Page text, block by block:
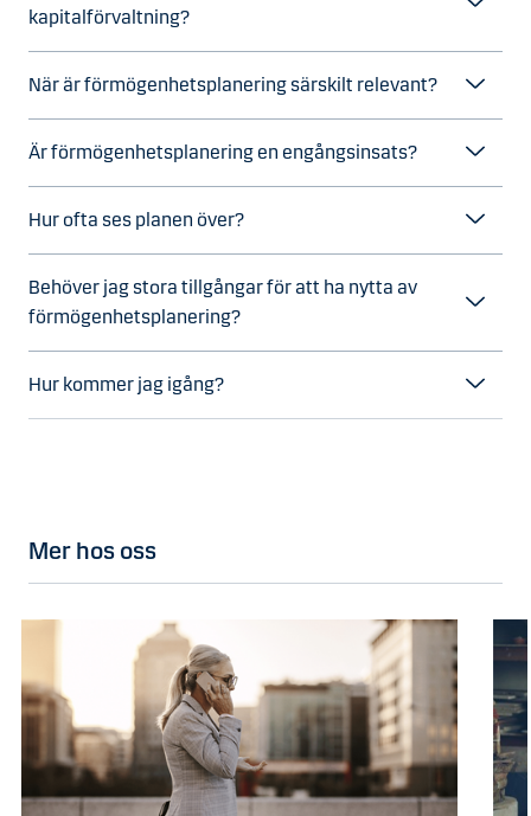
kapitalförvaltning?
När är förmögenhetsplanering särskilt relevant?
Är förmögenhetsplanering en engångsinsats?
Hur ofta ses planen över?
Behöver jag stora tillgångar för att ha nytta av
förmögenhetsplanering?
Hur kommer jag igång?
Mer hos oss